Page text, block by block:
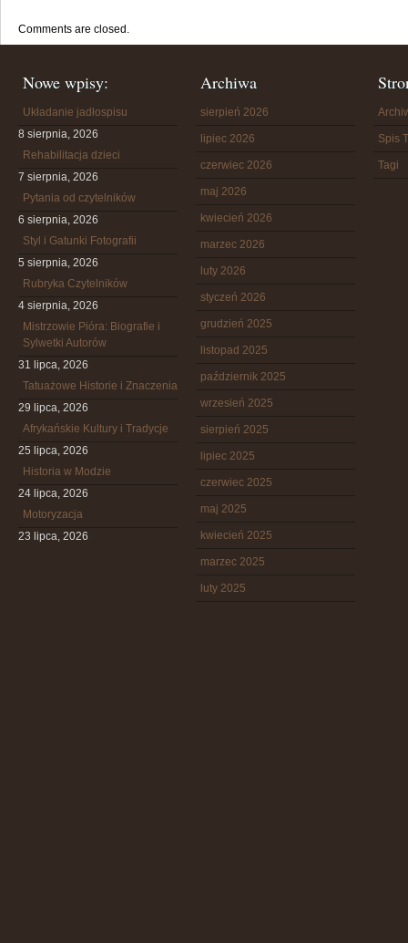
Comments are closed.
Nowe wpisy:
Układanie jadłospisu
8 sierpnia, 2026
Rehabilitacja dzieci
7 sierpnia, 2026
Pytania od czytelników
6 sierpnia, 2026
Styl i Gatunki Fotografii
5 sierpnia, 2026
Rubryka Czytelników
4 sierpnia, 2026
Mistrzowie Pióra: Biografie i
Sylwetki Autorów
31 lipca, 2026
Tatuażowe Historie i Znaczenia
29 lipca, 2026
Afrykańskie Kultury i Tradycje
25 lipca, 2026
Historia w Modzie
24 lipca, 2026
Motoryzacja
23 lipca, 2026
Archiwa
sierpień 2026
lipiec 2026
czerwiec 2026
maj 2026
kwiecień 2026
marzec 2026
luty 2026
styczeń 2026
grudzień 2025
listopad 2025
październik 2025
wrzesień 2025
sierpień 2025
lipiec 2025
czerwiec 2025
maj 2025
kwiecień 2025
marzec 2025
luty 2025
Spis
Tagi